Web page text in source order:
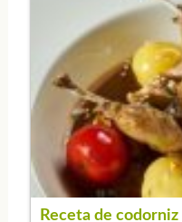
Receta de